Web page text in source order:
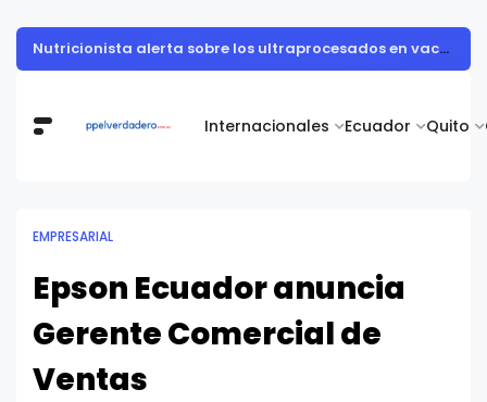
Internacionales Ecuador Quito
Muestra de arte contemporáneo reunió a cuerpo diplomático y artistas nacionales en la Academia Diplomática Galo Plaza
EMPRESARIAL
Epson Ecuador anuncia
Gerente Comercial de
Ventas